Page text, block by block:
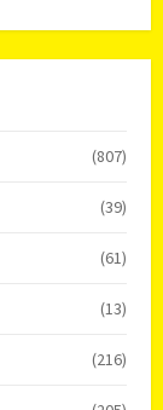
(807)
(39)
(61)
(13)
(216)